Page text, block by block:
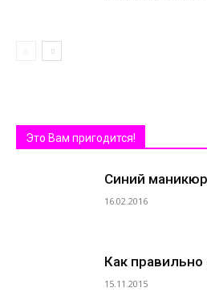
Это Вам пригодится!
Синий
16.02.2016
Как
15.11.2015